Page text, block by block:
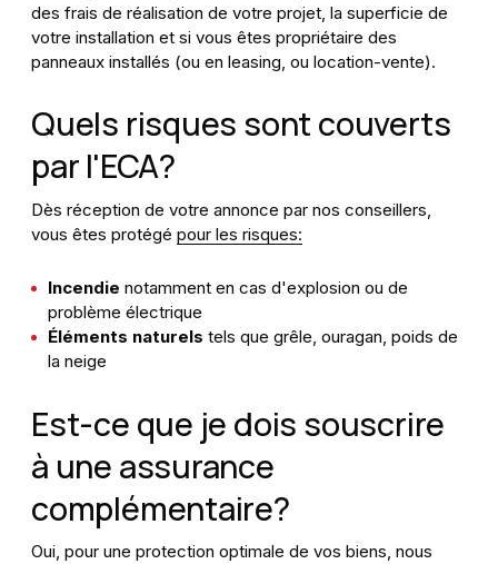
des frais de réalisation de votre projet, la superficie de
votre installation et si vous êtes propriétaire des
panneaux installés (ou en leasing, ou location-vente).
Quels risques sont couverts
par l'ECA?
Dès réception de votre annonce par nos conseillers,
vous êtes protégé pour les risques:
Incendie notamment en cas d'explosion ou de
problème électrique
Éléments naturels tels que grêle, ouragan, poids de
la neige
Est-ce que je dois souscrire
à une assurance
complémentaire?
Oui, pour une protection optimale de vos biens, nous